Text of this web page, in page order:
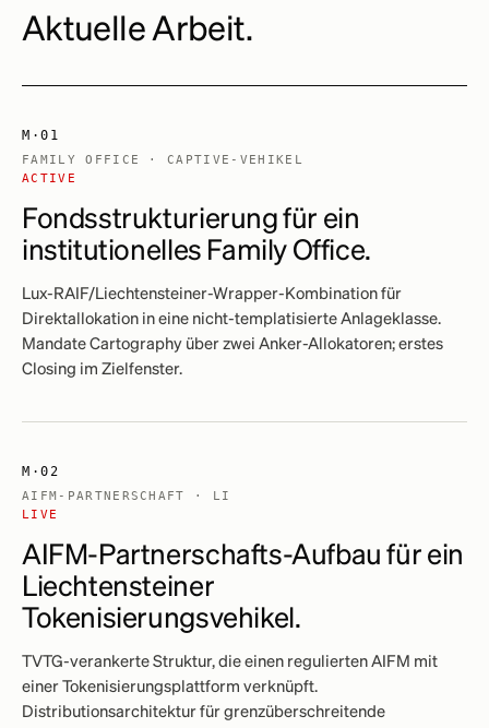
Aktuelle Arbeit.
M·01
FAMILY OFFICE · CAPTIVE-VEHIKEL
ACTIVE
Fondsstrukturierung für ein
institutionelles Family Office.
Lux-RAIF/Liechtensteiner-Wrapper-Kombination für
Direktallokation in eine nicht-templatisierte Anlageklasse.
Mandate Cartography über zwei Anker-Allokatoren; erstes
Closing im Zielfenster.
M·02
AIFM-PARTNERSCHAFT · LI
LIVE
AIFM-Partnerschafts-Aufbau für ein
Liechtensteiner
Tokenisierungsvehikel.
TVTG-verankerte Struktur, die einen regulierten AIFM mit
einer Tokenisierungsplattform verknüpft.
Distributionsarchitektur für grenzüberschreitende